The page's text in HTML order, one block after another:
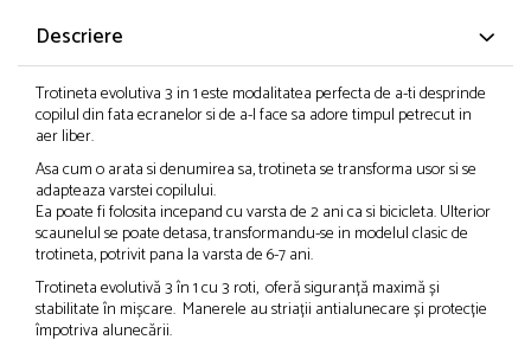
Descriere
Trotineta evolutiva 3 in 1 este modalitatea perfecta de a-ti desprinde
copilul din fata ecranelor si de a-l face sa adore timpul petrecut in
aer liber.
Asa cum o arata si denumirea sa, trotineta se transforma usor si se
adapteaza varstei copilului.
Ea poate fi folosita incepand cu varsta de 2 ani ca si bicicleta. Ulterior
scaunelul se poate detasa, transformandu-se in modelul clasic de
trotineta, potrivit pana la varsta de 6-7 ani.
Trotineta evolutivă 3 în 1 cu 3 roti, oferă siguranță maximă și
stabilitate în mișcare. Manerele au striații antialunecare și protecție
împotriva alunecării.